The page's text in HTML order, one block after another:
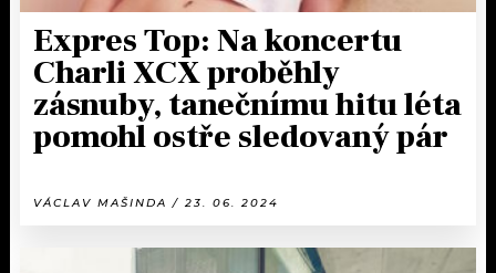
Expres Top: Na koncertu
Charli XCX proběhly
zásnuby, tanečnímu hitu léta
pomohl ostře sledovaný pár
VÁCLAV MAŠINDA / 23. 06. 2024